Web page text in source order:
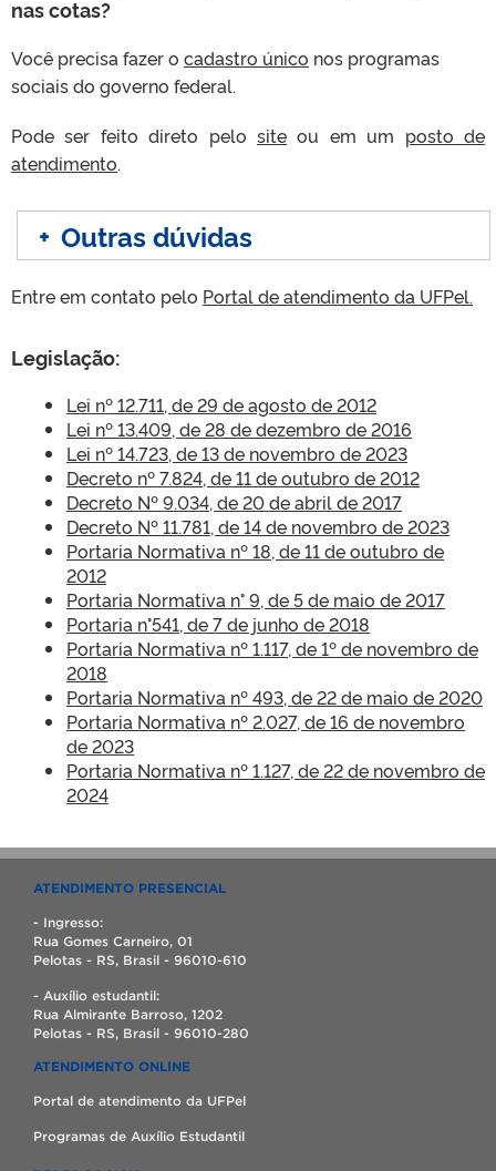
nas cotas?
Você precisa fazer o cadastro único nos programas
sociais do governo federal.
Pode ser feito direto pelo site ou em um posto de
atendimento.
+ Outras dúvidas
Entre em contato pelo Portal de atendimento da UFPel.
Legislação:
Lei nº 12.711, de 29 de agosto de 2012
Lei nº 13.409, de 28 de dezembro de 2016
Lei nº 14.723, de 13 de novembro de 2023
Decreto nº 7.824, de 11 de outubro de 2012
Decreto Nº 9.034, de 20 de abril de 2017
Decreto Nº 11.781, de 14 de novembro de 2023
Portaria Normativa nº 18, de 11 de outubro de
2012
Portaria Normativa n° 9, de 5 de maio de 2017
Portaria n°541, de 7 de junho de 2018
Portaria Normativa nº 1.117, de 1º de novembro de
2018
Portaria Normativa nº 493, de 22 de maio de 2020
Portaria Normativa nº 2.027, de 16 de novembro
de 2023
Portaria Normativa nº 1.127, de 22 de novembro de
2024
ATENDIMENTO PRESENCIAL
- Ingresso:
Rua Gomes Carneiro, 01
Pelotas - RS, Brasil - 96010-610
- Auxílio estudantil:
Rua Almirante Barroso, 1202
Pelotas - RS, Brasil - 96010-280
ATENDIMENTO ONLINE
Portal de atendimento da UFPel
Programas de Auxílio Estudantil